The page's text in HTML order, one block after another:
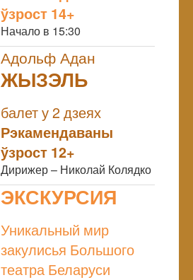
ўзрост 14+
Начало в 15:30
Адольф Адан
ЖЫЗЭЛЬ
балет у 2 дзеях
Рэкамендаваны
ўзрост 12+
Дирижер – Николай Колядко
ЭКСКУРСИЯ
Уникальный мир
закулисья Большого
театра Беларуси